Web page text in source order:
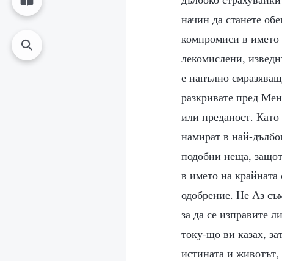
начин да станете
компромиси в името
лекомислени,
е напълно
разкривате пред
или преданост.
намират в най-
подобни неща,
в името на крайната
одобрение. Не Аз
за да се изправите
току-що ви казах,
истината и